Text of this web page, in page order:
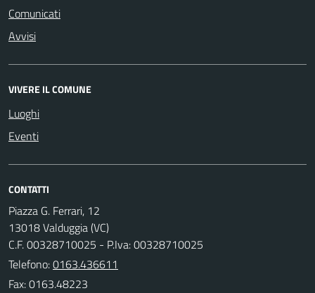
Comunicati
Avvisi
VIVERE IL COMUNE
Luoghi
Eventi
CONTATTI
Piazza G. Ferrari, 12
13018 Valduggia (VC)
C.F. 00328710025 - P.Iva: 00328710025
Telefono:0163.436611
Fax: 0163.48223